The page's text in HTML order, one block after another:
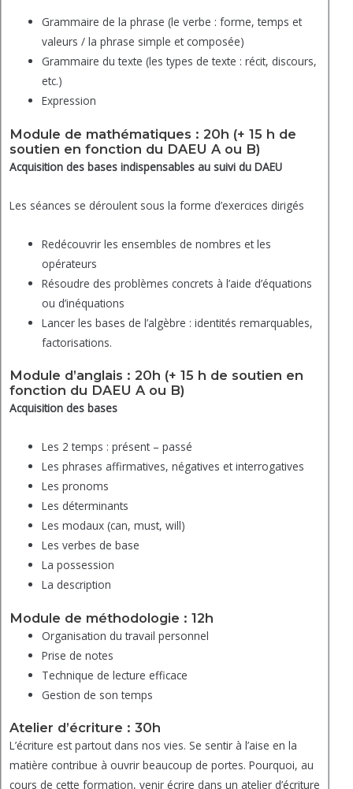
Grammaire de la phrase (le verbe : forme, temps et
valeurs / la phrase simple et composée)
Grammaire du texte (les types de texte : récit, discours,
etc.)
Expression
Module de mathématiques : 20h (+ 15 h de
soutien en fonction du DAEU A ou B)
Acquisition des bases indispensables au suivi du DAEU
Les séances se déroulent sous la forme d’exercices dirigés
Redécouvrir les ensembles de nombres et les
opérateurs
Résoudre des problèmes concrets à l’aide d’équations
ou d’inéquations
Lancer les bases de l’algèbre : identités remarquables,
factorisations.
Module d’anglais : 20h (+ 15 h de soutien en
fonction du DAEU A ou B)
Acquisition des bases
Les 2 temps : présent – passé
Les phrases affirmatives, négatives et interrogatives
Les pronoms
Les déterminants
Les modaux (can, must, will)
Les verbes de base
La possession
La description
Module de méthodologie : 12h
Organisation du travail personnel
Prise de notes
Technique de lecture efficace
Gestion de son temps
Atelier d’écriture : 30h
L’écriture est partout dans nos vies. Se sentir à l’aise en la
matière contribue à ouvrir beaucoup de portes. Pourquoi, au
cours de cette formation, venir écrire dans un atelier d’écriture